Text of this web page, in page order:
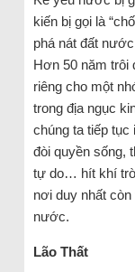
kiến bị gọi là
phá nát đất
Hơn 50 năm trôi
riêng cho một
trong địa ngục
chúng ta tiếp tục
đòi quyền sống,
tự do… hít khí
nơi duy nhất
nước.
Lão Thất